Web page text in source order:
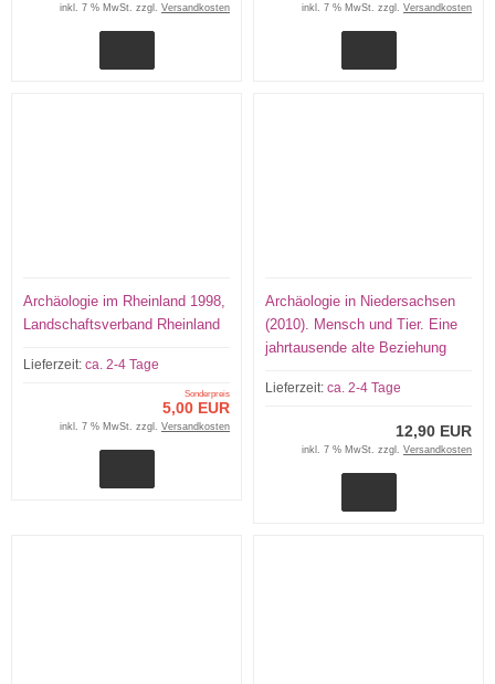
inkl. 7 % MwSt. zzgl. Versandkosten inkl. 7 % MwSt. zzgl. Versandkosten
Archäologie im Rheinland 1998,
Landschaftsverband Rheinland
Lieferzeit: ca. 2-4 Tage
Sonderpreis
5,00 EUR
inkl. 7 % MwSt. zzgl. Versandkosten
Archäologie in Niedersachsen
(2010). Mensch und Tier. Eine
jahrtausende alte Beziehung
Lieferzeit: ca. 2-4 Tage
12,90 EUR
inkl. 7 % MwSt. zzgl. Versandkosten